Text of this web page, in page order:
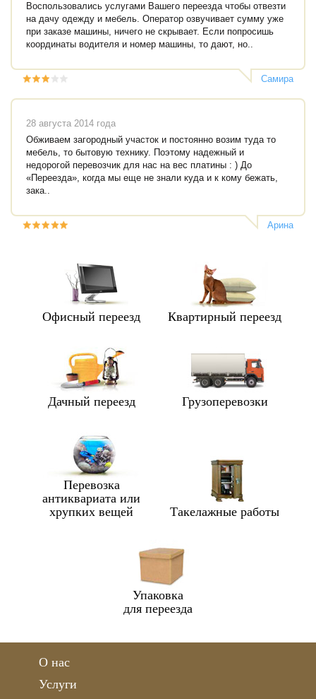
Воспользовались услугами Вашего переезда чтобы отвезти
на дачу одежду и мебель. Оператор озвучивает сумму уже
при заказе машины, ничего не скрывает. Если попросишь
координаты водителя и номер машины, то дают, но..
Самира
28 августа 2014 года
Обживаем загородный участок и постоянно возим туда то
мебель, то бытовую технику. Поэтому надежный и
недорогой перевозчик для нас на вес платины : ) До
«Переезда», когда мы еще не знали куда и к кому бежать,
зака..
Арина
Офисный переезд Квартирный переезд
Дачный переезд Грузоперевозки
Перевозка
антиквариата или
хрупких вещей
Такелажные работы
Упаковка
для переезда
О нас
Услуги